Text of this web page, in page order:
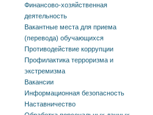
Финансово-хозяйственная
деятельность
Вакантные места для приема
(перевода) обучающихся
Противодействие коррупции
Профилактика терроризма и
экстремизма
Вакансии
Информационная безопасность
Наставничество